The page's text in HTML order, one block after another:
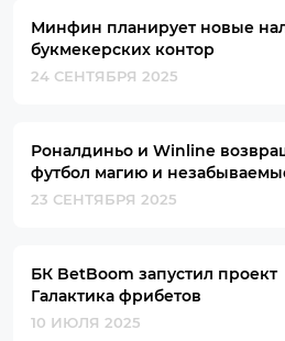
Минфин планирует новые
букмекерских контор
24 СЕНТЯБРЯ 2025
Роналдиньо и Winline
футбол магию и
23 СЕНТЯБРЯ 2025
БК BetBoom запустил проект
Галактика фрибетов
10 ИЮЛЯ 2025